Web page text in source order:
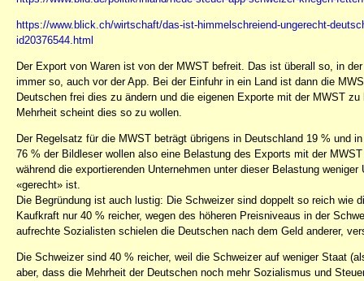
https://www.blick.ch/wirtschaft/das-ist-himmelschreiend-ungerecht-
id20376544.html
Der Export von Waren ist von der MWST befreit. Das ist überall so, in
immer so, auch vor der App. Bei der Einfuhr in ein Land ist dann die
Deutschen frei dies zu ändern und die eigenen Exporte mit der MWST
Mehrheit scheint dies so zu wollen.
Der Regelsatz für die MWST beträgt übrigens in Deutschland 19 % und
76 % der Bildleser wollen also eine Belastung des Exports mit der
während die exportierenden Unternehmen unter dieser Belastung
«gerecht» ist.
Die Begründung ist auch lustig: Die Schweizer sind doppelt so reich wie
Kaufkraft nur 40 % reicher, wegen des höheren Preisniveaus in der
aufrechte Sozialisten schielen die Deutschen nach dem Geld anderer,
Die Schweizer sind 40 % reicher, weil die Schweizer auf weniger Staat
aber, dass die Mehrheit der Deutschen noch mehr Sozialismus und